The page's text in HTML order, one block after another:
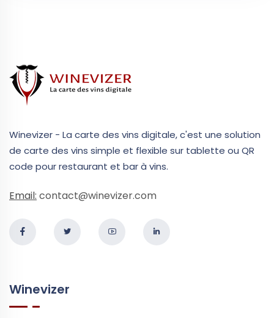
Winevizer - La carte des vins digitale, c'est une solution
de carte des vins simple et flexible sur tablette ou QR
code pour restaurant et bar à vins.
Email: contact@winevizer.com
Winevizer